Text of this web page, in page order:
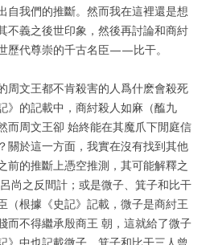
自我們的推斷。然而我在這裡還是想
不義之後世印象，然後再討論和商紂
歷代尊崇的千古名臣——比干。
周文王都不肯殺害的人爲什麽會殺死
》的記載中，商紂殺人如麻（醢九
而周文王卻 始終能在其魔爪下閒庭信
關於這一方面，我實在沒有找到其他
前的推斷上憑空推測，其可能解釋之
尚之反間計；或是微子、箕子和比干
（根據《史記》記載，微子是商紂王
而不得繼承殷商王 朝，這就給了微子